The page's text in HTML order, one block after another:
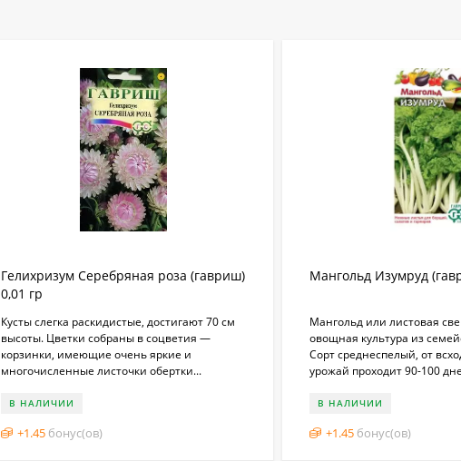
Гелихризум Серебряная роза (гавриш)
0,01 гр
Кусты слегка раскидистые, достигают 70 см
высоты. Цветки собраны в соцветия —
корзинки, имеющие очень яркие и
многочисленные листочки обертки...
В НАЛИЧИИ
+1.45 бонус(ов)
Мангольд Изумруд
Мангольд или листовая
овощная культура из
Сорт среднеспелый, от
урожай проходит 90-100
В НАЛИЧИИ
+1.45 бонус(ов)